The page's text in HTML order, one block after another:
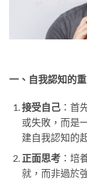
一、自我認知的
接受自己：首
或失敗，而是
建自我認知的
正面思考：培
就，而非過於